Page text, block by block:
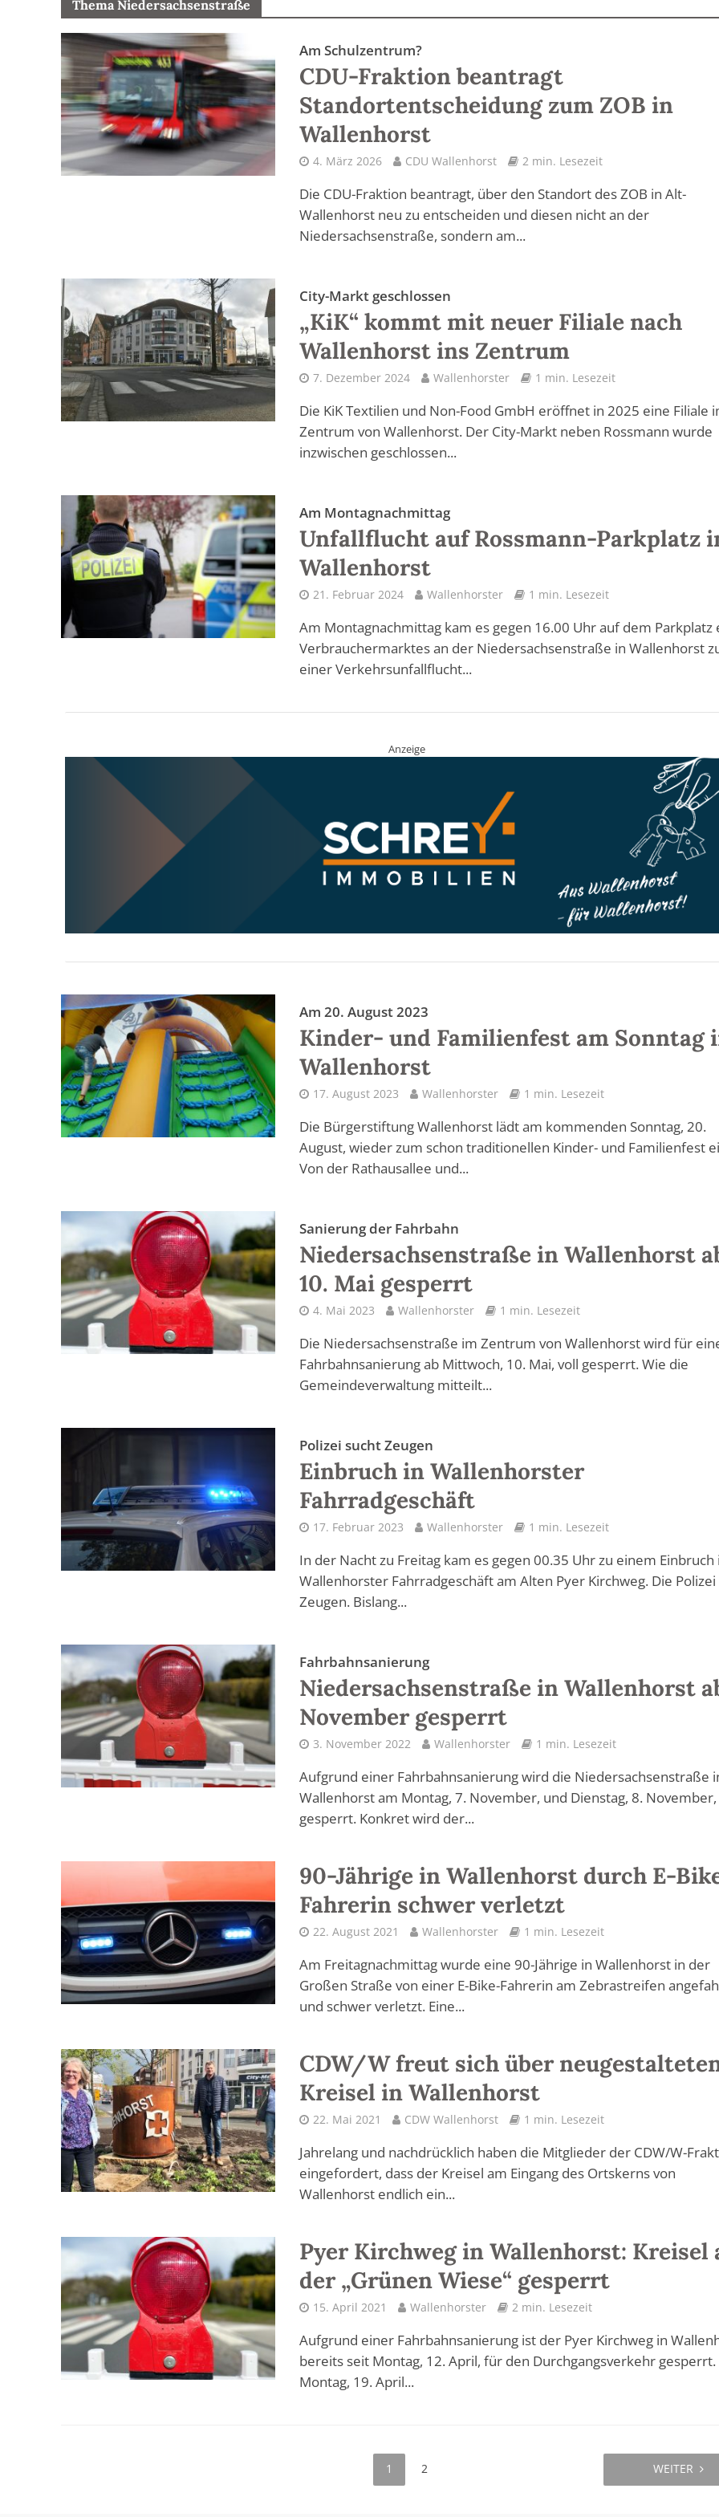
Thema Niedersachsenstraße
Am Schulzentrum?
CDU-Fraktion beantragt
Standortentscheidung zum ZOB in
Wallenhorst
4. März 2026 CDU Wallenhorst 2 min. Lesezeit
Die CDU-Fraktion beantragt, über den Standort des ZOB in Alt-
Wallenhorst neu zu entscheiden und diesen nicht an der
Niedersachsenstraße, sondern am...
City-Markt geschlossen
„KiK“ kommt mit neuer Filiale nach
Wallenhorst ins Zentrum
7. Dezember 2024 Wallenhorster 1 min. Lesezeit
Die KiK Textilien und Non-Food GmbH eröffnet in 2025 eine Filiale
Zentrum von Wallenhorst. Der City-Markt neben Rossmann wurde
inzwischen geschlossen...
Am Montagnachmittag
Unfallflucht auf Rossmann-Parkplatz
Wallenhorst
21. Februar 2024 Wallenhorster 1 min. Lesezeit
Am Montagnachmittag kam es gegen 16.00 Uhr auf dem Parkplatz
Verbrauchermarktes an der Niedersachsenstraße in Wallenhorst
einer Verkehrsunfallflucht...
Anzeige
Am 20. August 2023
Kinder- und Familienfest am Sonntag
Wallenhorst
17. August 2023 Wallenhorster 1 min. Lesezeit
Die Bürgerstiftung Wallenhorst lädt am kommenden Sonntag, 20.
August, wieder zum schon traditionellen Kinder- und Familienfest
Von der Rathausallee und...
Sanierung der Fahrbahn
Niedersachsenstraße in Wallenhorst
10. Mai gesperrt
4. Mai 2023 Wallenhorster 1 min. Lesezeit
Die Niedersachsenstraße im Zentrum von Wallenhorst wird für
Fahrbahnsanierung ab Mittwoch, 10. Mai, voll gesperrt. Wie die
Gemeindeverwaltung mitteilt...
Polizei sucht Zeugen
Einbruch in Wallenhorster
Fahrradgeschäft
17. Februar 2023 Wallenhorster 1 min. Lesezeit
In der Nacht zu Freitag kam es gegen 00.35 Uhr zu einem Einbruch
Wallenhorster Fahrradgeschäft am Alten Pyer Kirchweg. Die
Zeugen. Bislang...
Fahrbahnsanierung
Niedersachsenstraße in Wallenhorst
November gesperrt
3. November 2022 Wallenhorster 1 min. Lesezeit
Aufgrund einer Fahrbahnsanierung wird die Niedersachsenstraße
Wallenhorst am Montag, 7. November, und Dienstag, 8.
gesperrt. Konkret wird der...
90-Jährige in Wallenhorst durch E-
Fahrerin schwer verletzt
22. August 2021 Wallenhorster 1 min. Lesezeit
Am Freitagnachmittag wurde eine 90-Jährige in Wallenhorst in der
Großen Straße von einer E-Bike-Fahrerin am Zebrastreifen
und schwer verletzt. Eine...
CDW/W freut sich über
Kreisel in Wallenhorst
22. Mai 2021 CDW Wallenhorst 1 min. Lesezeit
Jahrelang und nachdrücklich haben die Mitglieder der CDW/W-
eingefordert, dass der Kreisel am Eingang des Ortskerns von
Wallenhorst endlich ein...
Pyer Kirchweg in Wallenhorst: Kreisel
der „Grünen Wiese“ gesperrt
15. April 2021 Wallenhorster 2 min. Lesezeit
Aufgrund einer Fahrbahnsanierung ist der Pyer Kirchweg in
bereits seit Montag, 12. April, für den Durchgangsverkehr gesperrt.
Montag, 19. April...
1 2 WEITER